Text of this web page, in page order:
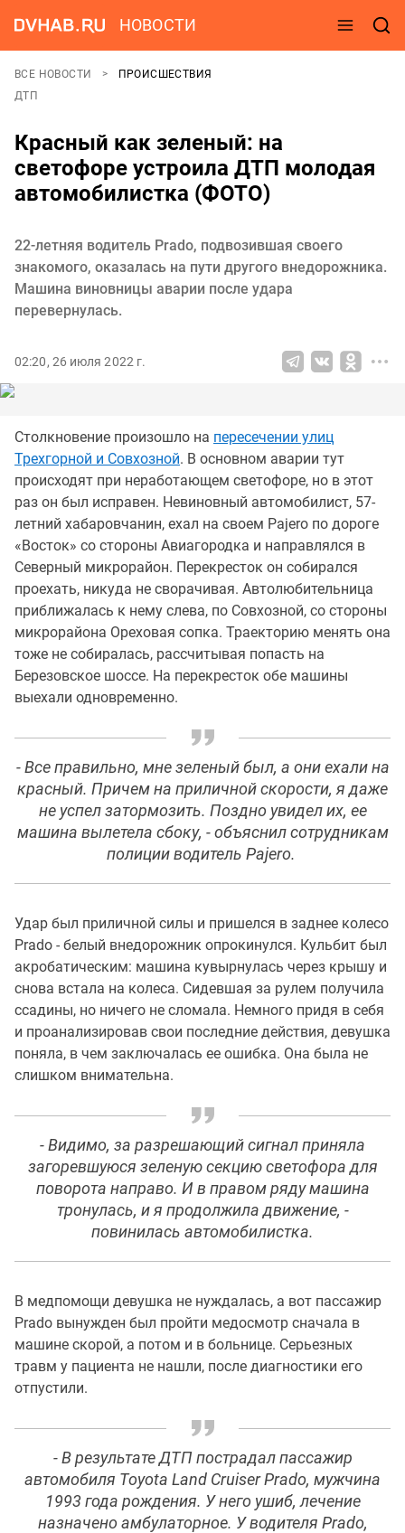
НОВОСТИ
ВСЕ НОВОСТИ
ПРОИСШЕСТВИЯ
ДТП
Красный как зеленый: на
светофоре устроила ДТП молодая
автомобилистка (ФОТО)
22-летняя водитель Prado, подвозившая своего
знакомого, оказалась на пути другого внедорожника.
Машина виновницы аварии после удара
перевернулась.
02:20, 26 июля 2022 г.
Столкновение произошло на пересечении улиц
Трехгорной и Совхозной. В основном аварии тут
происходят при неработающем светофоре, но в этот
раз он был исправен. Невиновный автомобилист, 57-
летний хабаровчанин, ехал на своем Pajero по дороге
«Восток» со стороны Авиагородка и направлялся в
Северный микрорайон. Перекресток он собирался
проехать, никуда не сворачивая. Автолюбительница
приближалась к нему слева, по Совхозной, со стороны
микрорайона Ореховая сопка. Траекторию менять она
тоже не собиралась, рассчитывая попасть на
Березовское шоссе. На перекресток обе машины
выехали одновременно.
- Все правильно, мне зеленый был, а они ехали на
красный. Причем на приличной скорости, я даже
не успел затормозить. Поздно увидел их, ее
машина вылетела сбоку, - объяснил сотрудникам
полиции водитель Pajero.
Удар был приличной силы и пришелся в заднее колесо
Prado - белый внедорожник опрокинулся. Кульбит был
акробатическим: машина кувырнулась через крышу и
снова встала на колеса. Сидевшая за рулем получила
ссадины, но ничего не сломала. Немного придя в себя
и проанализировав свои последние действия, девушка
поняла, в чем заключалась ее ошибка. Она была не
слишком внимательна.
- Видимо, за разрешающий сигнал приняла
загоревшуюся зеленую секцию светофора для
поворота направо. И в правом ряду машина
тронулась, и я продолжила движение, -
повинилась автомобилистка.
В медпомощи девушка не нуждалась, а вот пассажир
Prado вынужден был пройти медосмотр сначала в
машине скорой, а потом и в больнице. Серьезных
травм у пациента не нашли, после диагностики его
отпустили.
- В результате ДТП пострадал пассажир
автомобиля Toyota Land Cruiser Prado, мужчина
1993 года рождения. У него ушиб, лечение
назначено амбулаторное. У водителя Prado,